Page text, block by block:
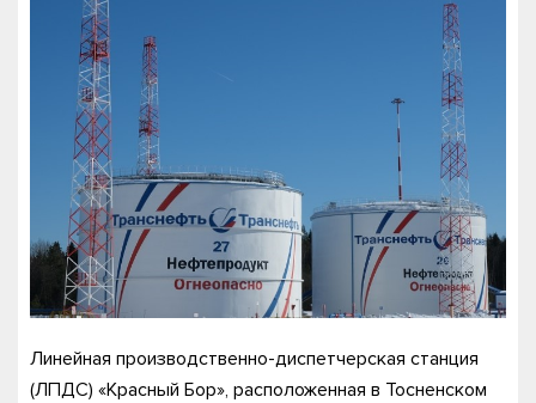
Линейная производственно-диспетчерская станция
(ЛПДС) «Красный Бор», расположенная в Тосненском